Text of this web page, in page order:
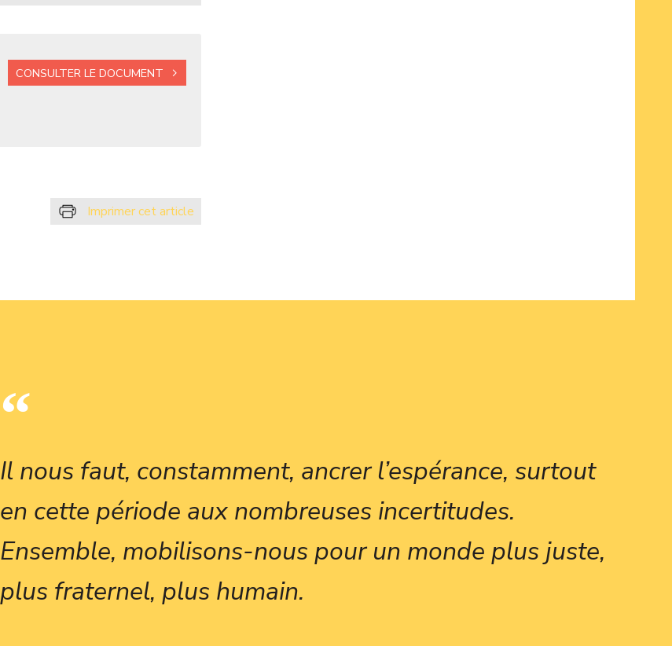
CONSULTER LE DOCUMENT
Imprimer cet article
Il nous faut, constamment, ancrer l’espérance, surtout
en cette période aux nombreuses incertitudes.
Ensemble, mobilisons-nous pour un monde plus juste,
plus fraternel, plus humain.